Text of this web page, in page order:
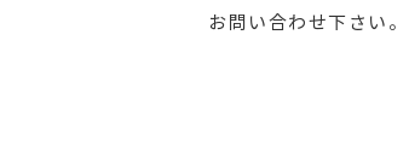
お問い合わせ下さい。